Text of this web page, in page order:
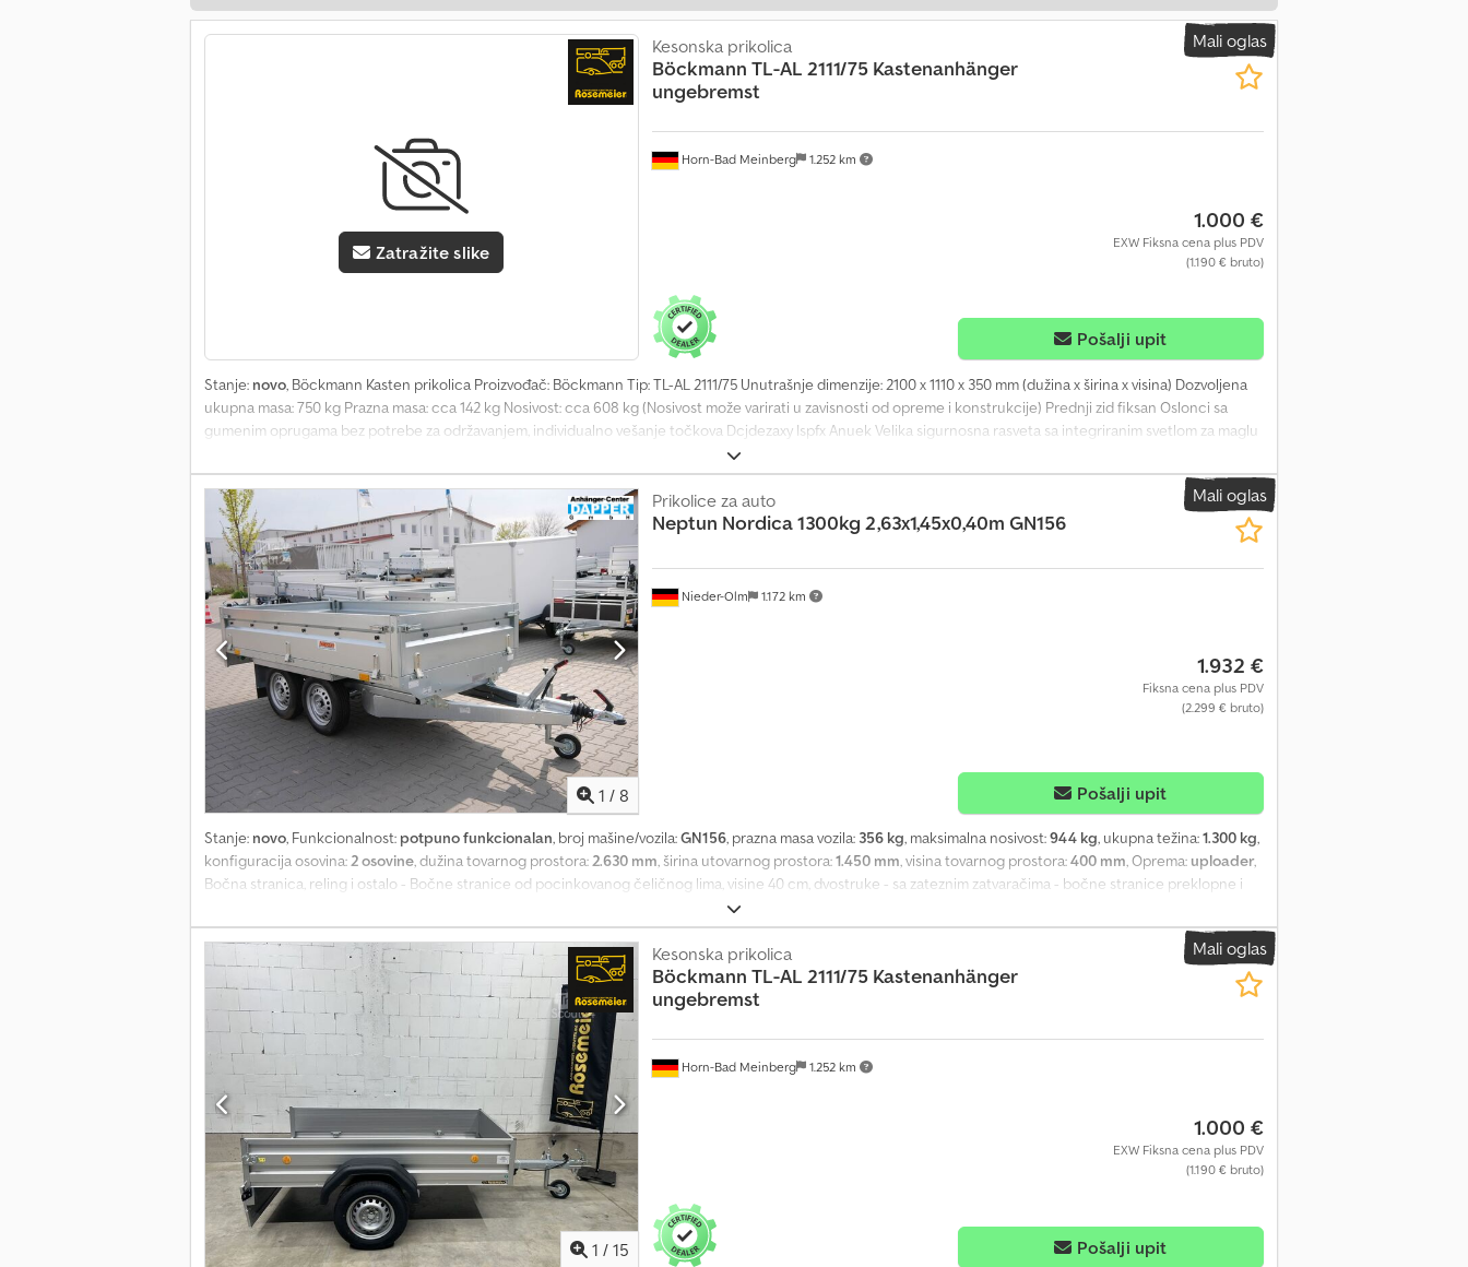
Mali oglas
Zatražite slike
Horn-Bad Meinberg 1.252 km
Kesonska prikolica
Böckmann TL-AL 2111/75 Kastenanhänger
ungebremst
1.000 €
EXW Fiksna cena plus PDV
(1.190 € bruto)
Pošalji upit
Stanje: novo, Böckmann Kasten prikolica Proizvođač: Böckmann Tip: TL-AL 2111/75 Unutrašnje dimenzije: 2100 x 1110 x 350 mm (dužina x širina x visina) Dozvoljena
ukupna masa: 750 kg Prazna masa: cca 142 kg Nosivost: cca 608 kg (Nosivost može varirati u zavisnosti od opreme i konstrukcije) Prednji zid fiksan Oslonci sa
gumenim oprugama bez potrebe za održavanjem, individualno vešanje točkova Dcjdezaxy Ispfx Anuek Velika sigurnosna rasveta sa integriranim svetlom za maglu
Rasvetni sistem sa svetlom za vožnju unazad i 13-polnim priključkom Bočne stranice od eloksiranog aluminijuma Stabilan pod od šperploče, protivklizni 4
preklopive i pomične prstenaste omče za vezivanje tereta, integrisane u bočnoj strani Kuka sa zaštitom od udarca Poziciona svetla na blatobranima Stabilne
zatvarače ručice na zadnjoj stranici Uključujući kompletnu dokumentaciju vozila Dodatne moguće opcije i oprema za ovu prikolicu: Pomoćni točak Mreža za
osiguranje tereta Ravna cerada u različitim bojama Kutija za alat montirana na prednji zid Zadnje noge za sigurno parkiranje i utovar
Mali oglas
1 / 8
Nieder-Olm 1.172 km
Prikolice za auto
Neptun Nordica 1300kg 2,63x1,45x0,40m GN156
1.932 €
Fiksna cena plus PDV
(2.299 € bruto)
Pošalji upit
Stanje: novo, Funkcionalnost: potpuno funkcionalan, broj mašine/vozila:GN156, prazna masa vozila: 356 kg, maksimalna nosivost:944 kg, ukupna težina:1.300 kg,
konfiguracija osovina:2 osovine, dužina tovarnog prostora:2.630 mm, širina utovarnog prostora:1.450 mm, visina tovarnog prostora:400 mm, Oprema: uploader,
Bočna stranica, reling i ostalo - Bočne stranice od pocinkovanog čeličnog lima, visine 40 cm, dvostruke - sa zateznim zatvaračima - bočne stranice preklopne i
skidive sa svih strana - ugaoni stubovi se postavljaju - brza konverzija u platformsku prikolicu - stabilne i dugotrajne šarke Mogućnost kačenja cerade i mreže -
ugrađeni držači za fiksiranje cerada i mreža Šasija i ram - kuglična vučna spojka sa sigurnosnim indikatorom - delimično toplo pocinkovano - šrafljena šasija sa V
vučnom rudom - ram sa dva uzdužna zatvorena U profila i dva poprečna nosača Utovarna površina i pod - kontinuirana, protivklizna i vodootporna podloga od
vodootpornog šperploča - debljina 12 mm Rasvetni sklopovi - moderna multifunkcionalna rasveta - sa svetlom za vožnju unazad - sa zadnjim maglenim svetlom -
13-polni priključak Djdpjii S U Usfx Anusck Točkovi i osovine - robusna gumeno-federisana osovina - sa automatikom za vožnju unazad - sa ugrađenim štitnicima
od prskanja - klinovi za osiguranje sa držačem Učvršćivanje i osiguranje - 6 ugradnih veznih ušica, integrisano u ram utovarne površine Dokumentacija i troškovi
transporta - troškovi transporta do nas već uračunati - uključuje saobraćajnu dozvolu (saobraćajna knjižica, deo 2) - uključuje COC-dokument (EU sertifikat o
usklađenosti) - nema dodatnih neželjenih troškova - smanjenje nosivosti moguće uz doplatu (samo trošak tehničkog pregleda) Ostale ponude i informacije
možete pronaći na našem sajtu. S obzirom da nije dozvoljeno direktno linkovanje, jednostavno ukucajte „Dapper Anhänger“ u Vaš internet pretraživač. Na
fotografijama može biti prikazana opciona oprema. Zadržavamo pravo na greške, izmene i međuprodaju.
Mali oglas
1 / 15
Horn-Bad Meinberg 1.252 km
Kesonska prikolica
Böckmann TL-AL 2111/75 Kastenanhänger
ungebremst
1.000 €
EXW Fiksna cena plus PDV
(1.190 € bruto)
Pošalji upit